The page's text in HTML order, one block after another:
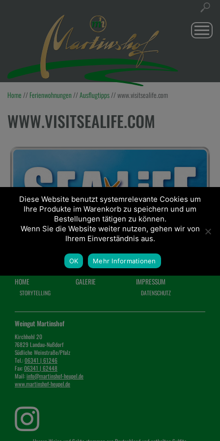
Home // Ferienwohnungen //Ausflugtipps//www.visitsealife.com
WWW.VISITSEALIFE.COM
HOME
STORYTELLING
GALERIE IMPRESSUM
DATENSCHUTZ
Weingut Martinshof
Kirchhohl 20
76829 Landau-Nußdorf
Südliche Weinstraße/Pfalz
Tel.:06341 | 61246
Fax:06341 | 62448
Mail:info@martinshof-heupel.de
www.martinshof-heupel.de
Diese Website benutzt systemrelevante Cookies um
Ihre Produkte im Warenkorb zu speichern und um
Bestellungen tätigen zu können.
Wenn Sie die Website weiter nutzen, gehen wir von
Ihrem Einverständnis aus.
OK Mehr Informationen